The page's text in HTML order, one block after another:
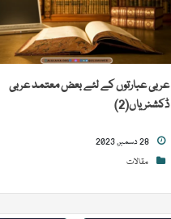
عربی عبارتوں کے لئے بعض معتمد عربی
ڈکشنریاں(2)
مقالات